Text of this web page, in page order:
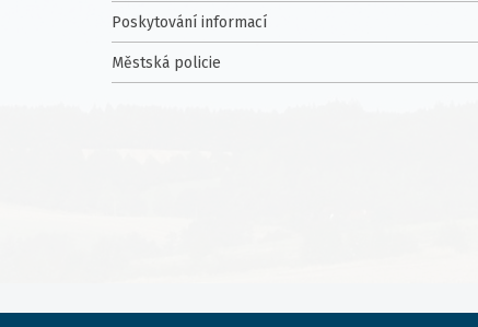
Poskytování informací
Městská policie